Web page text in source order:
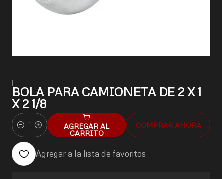
|
BOLA PARA CAMIONETA DE 2 X 1
X 2 1/8
Cantidad
AGREGAR AL
CARRITO
COMPRAR AHORA
Agregar a la lista de favoritos